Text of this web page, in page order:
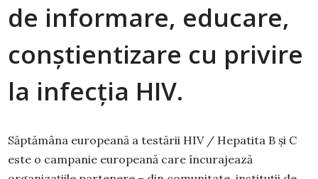
de informare, educare,
conștientizare cu privire
la infecția HIV.
Săptămâna europeană a testării HIV / Hepatita B și C
este o campanie europeană care încurajează